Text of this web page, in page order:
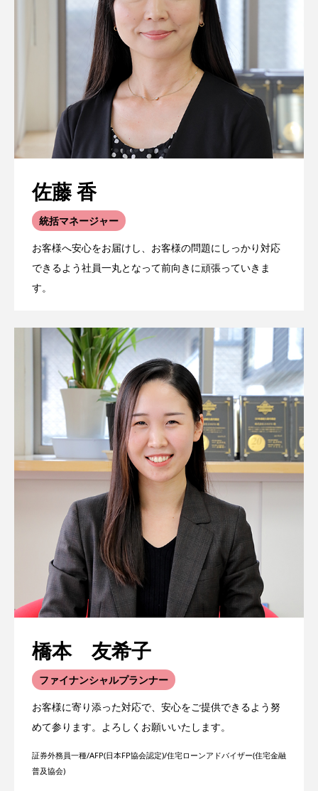
佐藤 香
統括マネージャー
お客様へ安心をお届けし、お客様の問題にしっかり対応
できるよう社員一丸となって前向きに頑張っていきま
す。
橋本 友希子
ファイナンシャルプランナー
お客様に寄り添った対応で、安心をご提供できるよう努
めて参ります。よろしくお願いいたします。
証券外務員一種/AFP(日本FP協会認定)/住宅ローンアドバイザー(住宅金融
普及協会)